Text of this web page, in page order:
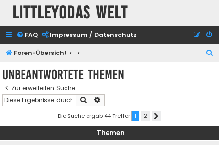
Littleyodas Welt
FAQ Impressum / Datenschutz
Foren-Übersicht
Unbeantwortete Themen
Zur erweiterten Suche
Suche
Die Suche ergab 44 Treffer 1 2
Themen